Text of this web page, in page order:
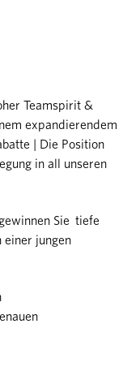
Teamspirit &
expandierendem
| Die Position
in all unseren
Sie tiefe
einer jungen